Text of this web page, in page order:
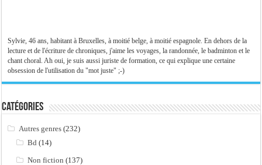
Sylvie, 46 ans, habitant à Bruxelles, à moitié belge, à moitié espagnole. En dehors de la
lecture et de l'écriture de chroniques, j'aime les voyages, la randonnée, le badminton et le
chant choral. Ah oui, je suis aussi juriste de formation, ce qui explique une certaine
obsession de l'utilisation du "mot juste" ;-)
Catégories
Autres genres (232)
Bd (14)
Non fiction (137)